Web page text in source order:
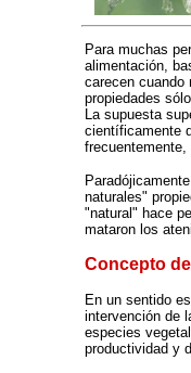
Para muchas
alimentación,
carecen cuando
propiedades
La supuesta
científicamente
naturales"
"natural" hace
mataron los
Concepto
En un sentido
intervención de
especies
productividad y